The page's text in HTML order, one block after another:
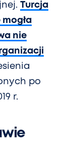
Turcja
nie
po
r.